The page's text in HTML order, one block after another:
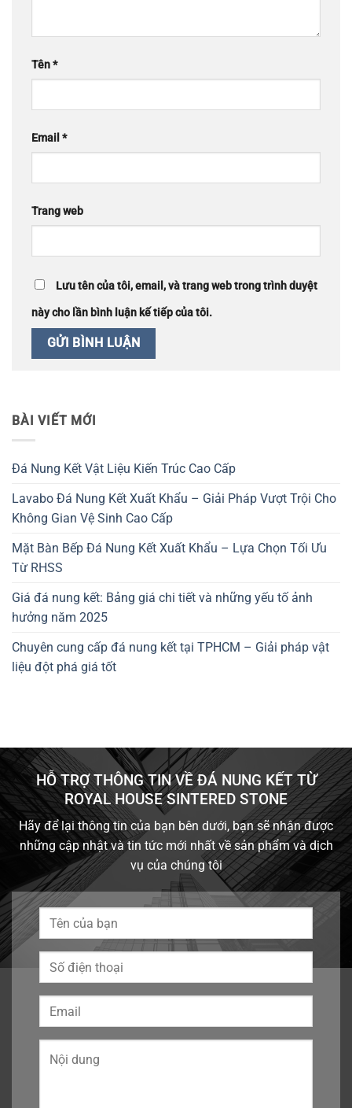
Tên*
Email *
Trang web
Lưu tên của tôi, email, và trang web trong trình duyệt
này cho lần bình luận kế tiếp của tôi.
BÀI VIẾT MỚI
Đá Nung Kết Vật Liệu Kiến Trúc Cao Cấp
Lavabo Đá Nung Kết Xuất Khẩu – Giải Pháp Vượt Trội Cho
Không Gian Vệ Sinh Cao Cấp
Mặt Bàn Bếp Đá Nung Kết Xuất Khẩu – Lựa Chọn Tối Ưu
Từ RHSS
Giá đá nung kết: Bảng giá chi tiết và những yếu tố ảnh
hưởng năm 2025
Chuyên cung cấp đá nung kết tại TPHCM – Giải pháp vật
liệu đột phá giá tốt
HỖ TRỢ THÔNG TIN VỀ ĐÁ NUNG KẾT TỪ
ROYAL HOUSE SINTERED STONE
Hãy để lại thông tin của bạn bên dưới, bạn sẽ nhận được
những cập nhật và tin tức mới nhất về sản phẩm và dịch
vụ của chúng tôi